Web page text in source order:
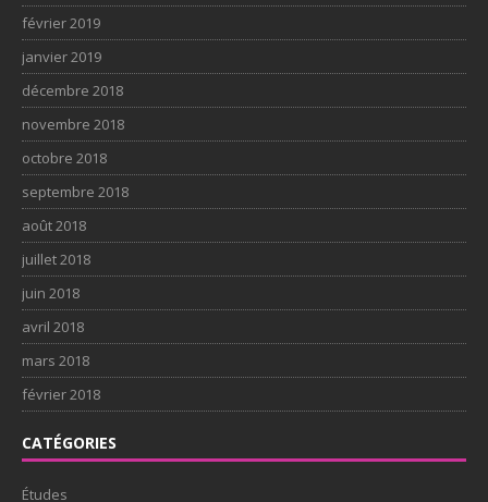
février 2019
janvier 2019
décembre 2018
novembre 2018
octobre 2018
septembre 2018
août 2018
juillet 2018
juin 2018
avril 2018
mars 2018
février 2018
CATÉGORIES
Études